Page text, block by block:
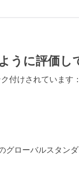
うに評価し
付けされています：
グローバルスタン